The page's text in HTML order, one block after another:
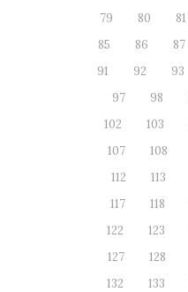
79
80 81
85
86 87
91
92 93
97
98
102
103
107
108
112
113
117
118
122
123
127
128
132
133